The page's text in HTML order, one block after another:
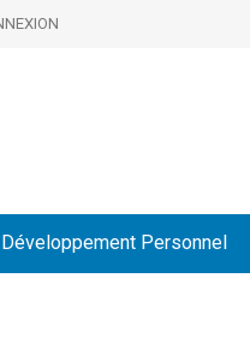
Développement Personnel